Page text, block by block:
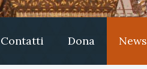
Contatti Dona News